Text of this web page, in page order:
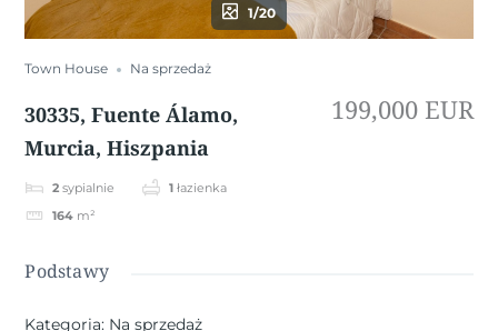
1/20
Town House Na sprzedaż
30335, Fuente Álamo,
Murcia, Hiszpania
2 sypialnie 1 łazienka
164 m²
199,000 EUR
Podstawy
Kategoria: Na sprzedaż